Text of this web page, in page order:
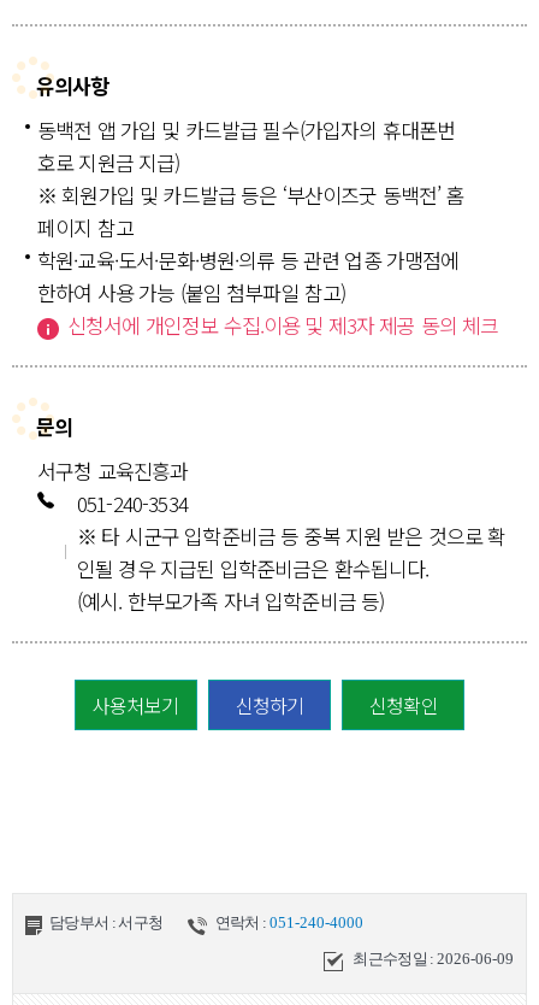
유의사항
동백전 앱 가입 및 카드발급 필수(가입자의 휴대폰번
호로 지원금 지급)
※ 회원가입 및 카드발급 등은 ‘부산이즈굿 동백전’ 홈
페이지 참고
학원·교육·도서·문화·병원·의류 등 관련 업종 가맹점에
한하여 사용 가능 (붙임 첨부파일 참고)
신청서에 개인정보 수집.이용 및 제3자 제공 동의 체크
문의
서구청 교육진흥과
051-240-3534
※ 타 시군구 입학준비금 등 중복 지원 받은 것으로 확
인될 경우 지급된 입학준비금은 환수됩니다.
(예시. 한부모가족 자녀 입학준비금 등)
사용처보기 신청하기 신청확인
담당부서 : 서구청 연락처 : 051-240-4000
최근수정일 : 2026-06-09